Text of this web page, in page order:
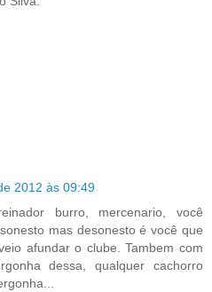
2012 às 09:49
burro, mercenario, você
mas desonesto é você que
afundar o clube. Tambem com
dessa, qualquer cachorro